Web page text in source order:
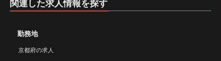
関連した求人情報を探す
勤務地
京都府の求人